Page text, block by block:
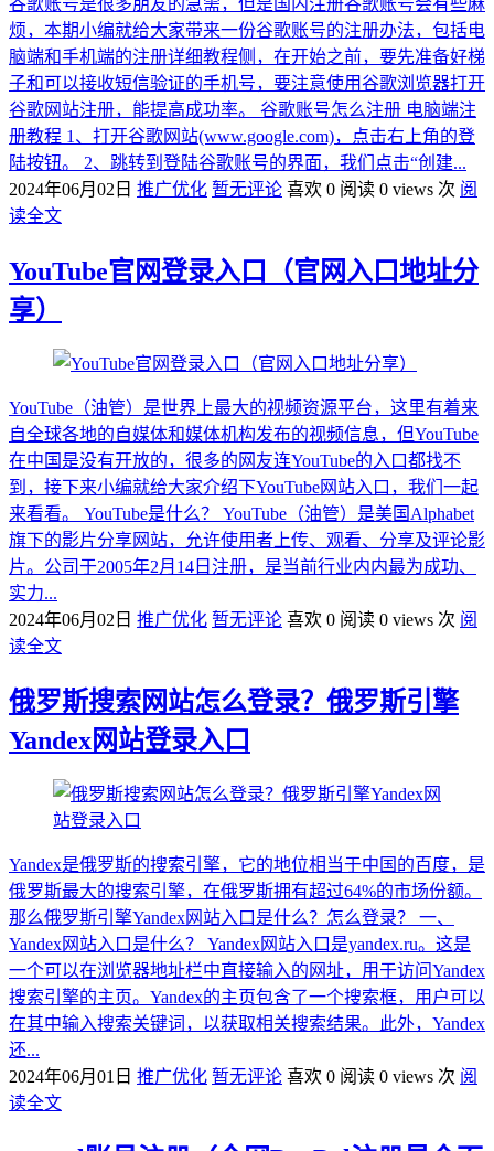
谷歌账号是很多朋友的急需，但是国内注册谷歌账号会有些麻
烦，本期小编就给大家带来一份谷歌账号的注册办法，包括电
脑端和手机端的注册详细教程侧，在开始之前，要先准备好梯
子和可以接收短信验证的手机号，要注意使用谷歌浏览器打开
谷歌网站注册，能提高成功率。 谷歌账号怎么注册 电脑端注
册教程 1、打开谷歌网站(www.google.com)，点击右上角的登
陆按钮。 2、跳转到登陆谷歌账号的界面，我们点击“创建...
2024年06月02日 推广优化 暂无评论 喜欢 0 阅读 0 views 次 阅
读全文
YouTube官网登录入口（官网入口地址分
享）
YouTube（油管）是世界上最大的视频资源平台，这里有着来
自全球各地的自媒体和媒体机构发布的视频信息，但YouTube
在中国是没有开放的，很多的网友连YouTube的入口都找不
到，接下来小编就给大家介绍下YouTube网站入口，我们一起
来看看。 YouTube是什么？ YouTube（油管）是美国Alphabet
旗下的影片分享网站，允许使用者上传、观看、分享及评论影
片。公司于2005年2月14日注册，是当前行业内内最为成功、
实力...
2024年06月02日 推广优化 暂无评论 喜欢 0 阅读 0 views 次 阅
读全文
俄罗斯搜索网站怎么登录？俄罗斯引擎
Yandex网站登录入口
Yandex是俄罗斯的搜索引擎，它的地位相当于中国的百度，是
俄罗斯最大的搜索引擎，在俄罗斯拥有超过64%的市场份额。
那么俄罗斯引擎Yandex网站入口是什么？怎么登录？ 一、
Yandex网站入口是什么？ Yandex网站入口是yandex.ru。这是
一个可以在浏览器地址栏中直接输入的网址，用于访问Yandex
搜索引擎的主页。Yandex的主页包含了一个搜索框，用户可以
在其中输入搜索关键词，以获取相关搜索结果。此外，Yandex
还...
2024年06月01日 推广优化 暂无评论 喜欢 0 阅读 0 views 次 阅
读全文